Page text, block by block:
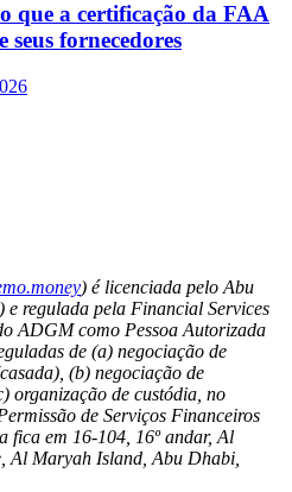
que a certificação da FAA
fornecedores
) é licenciada pelo Abu
regulada pela Financial Services
ADGM como Pessoa Autorizada
de (a) negociação de
(b) negociação de
organização de custódia, no
de Serviços Financeiros
fica em 16-104, 16º andar, Al
Al Maryah Island, Abu Dhabi,